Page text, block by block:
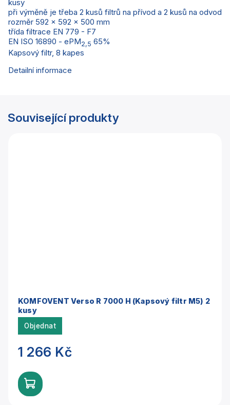
kusy
při výměně je třeba 2 kusů filtrů na přívod a 2 kusů na odvod
rozměr 592 x 592 x 500 mm
třída filtrace EN 779 - F7
EN ISO 16890 - ePM2,5 65%
Kapsový filtr, 8 kapes
Detailní informace
Související produkty
KOMFOVENT Verso R 7000 H (Kapsový filtr M5) 2
kusy
Objednat
1 266 Kč